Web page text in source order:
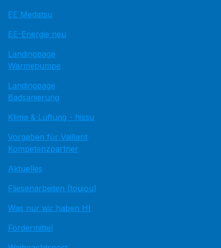
EE Medatsu
EE-Energie neu
Landingpage
Wärmepumpe
Landingpage
Badsanierung
Klima & Lüftung - hissu
Vorgaben für Vaillant
Kompetenzpartner
Aktuelles
Fliesenarbeiten (toujou)
Was nur wir haben HI
Fördermittel